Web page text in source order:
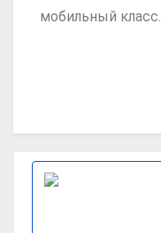
мобильный класс.